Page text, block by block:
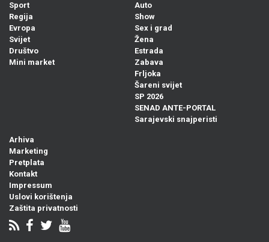
Sport
Regija
Evropa
Svijet
Društvo
Mini market
Auto
Show
Sex i grad
Žena
Estrada
Zabava
Frljoka
Šareni svijet
SP 2026
SENAD ANTE-PORTAL
Sarajevski snajperisti
Arhiva
Marketing
Pretplata
Kontakt
Impressum
Uslovi korištenja
Zaštita privatnosti